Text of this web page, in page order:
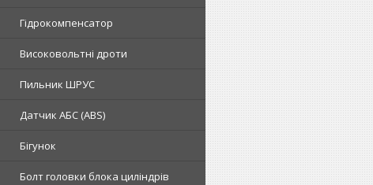
Гідрокомпенсатор
Високовольтні дроти
Пильник ШРУС
Датчик АБС (ABS)
Бігунок
Болт головки блока циліндрів